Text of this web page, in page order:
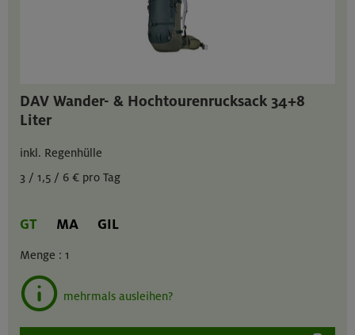
DAV Wander- & Hochtourenrucksack 34+8
Liter
inkl. Regenhülle
3 / 1,5 / 6 € pro Tag
GT MA GIL
Menge : 1
mehrmals ausleihen?